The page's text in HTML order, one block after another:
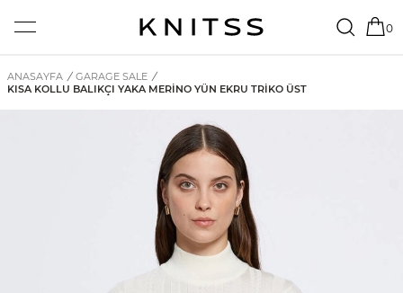
0
ANASAYFA / GARAGE SALE /
KISA KOLLU BALIKÇI YAKA MERINO YÜN EKRU TRIKO ÜST